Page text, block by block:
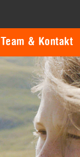
Team & Kontakt